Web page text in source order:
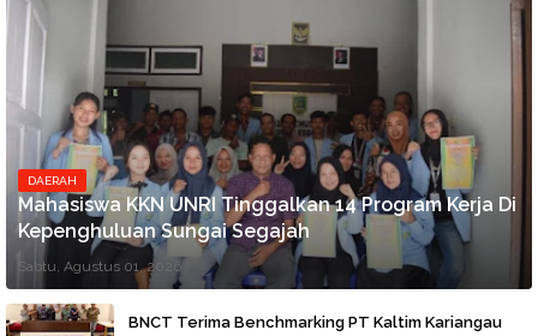
DAERAH
Mahasiswa KKN UNRI Tinggalkan 14 Program Kerja Di
Kepenghuluan Sungai Segajah
Sabtu, Agustus 01, 2026
BNCT Terima Benchmarking PT Kaltim Kariangau